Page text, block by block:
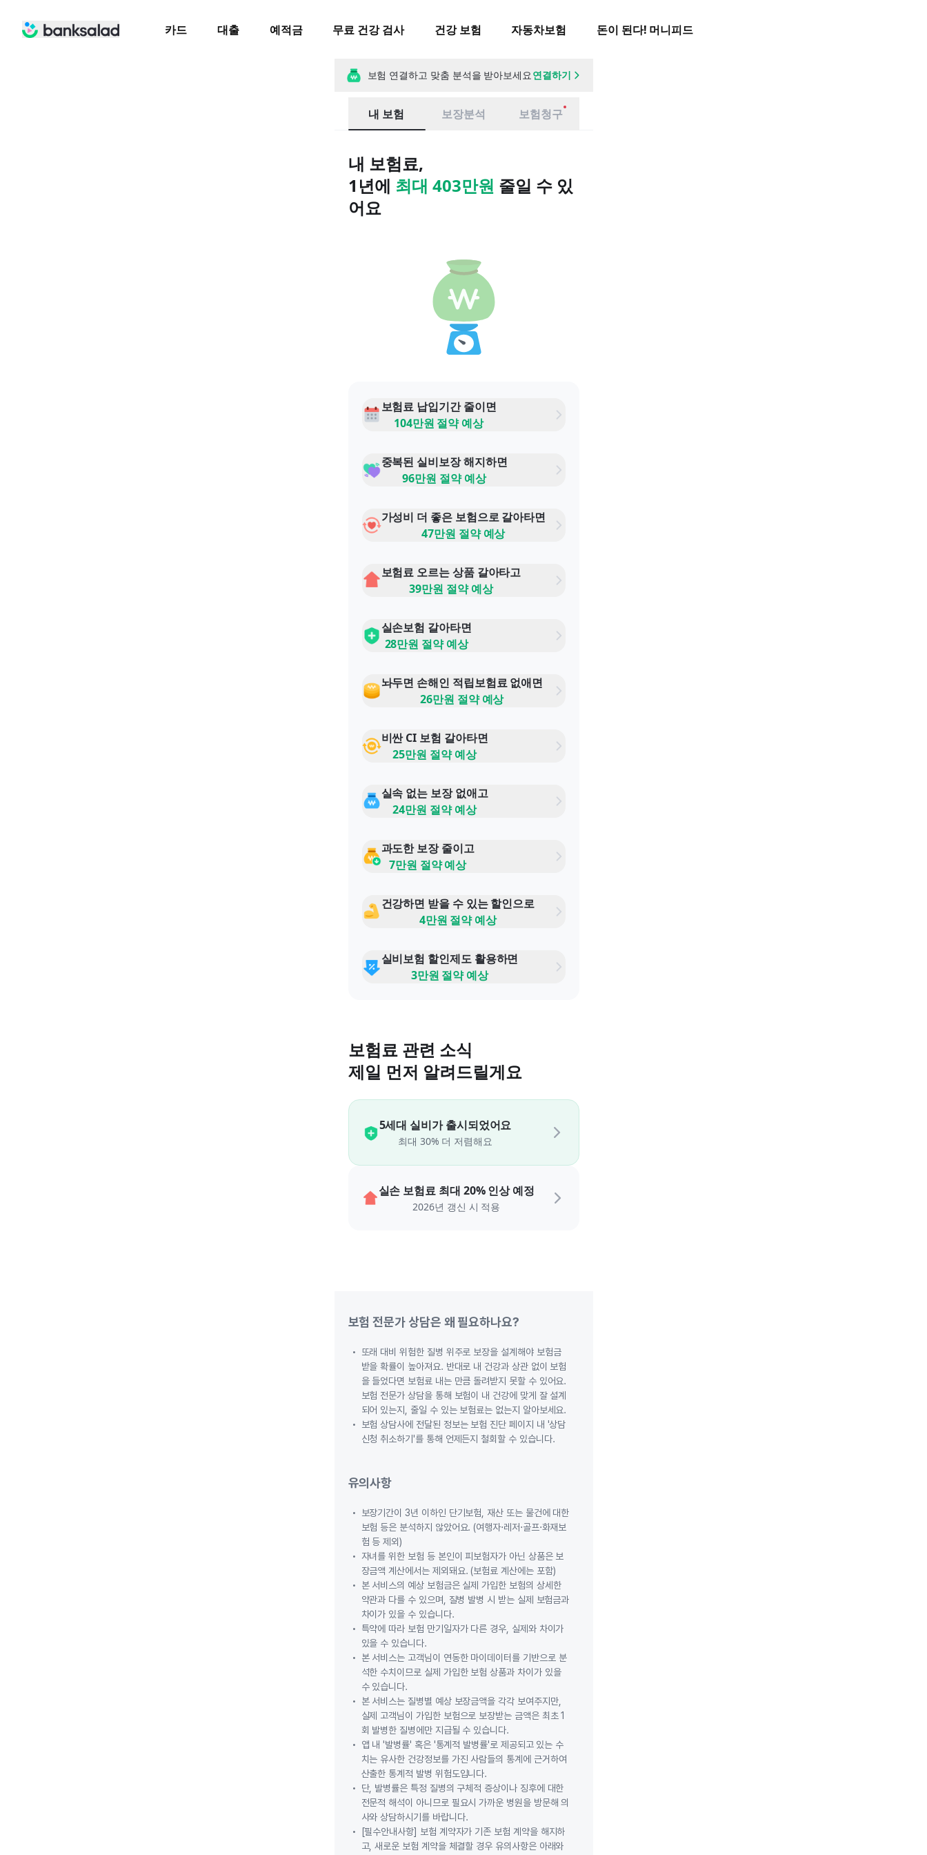
카드 대출 예적금 무료 건강 검사 건강 보험 자동차보험 돈이 된다! 머니피드
보험 연결하고 맞춤 분석을 받아보세요연결하기
내 보험 보장분석 보험청구
내 보험료,
1년에 최대 403만원 줄일 수 있
어요
보험료 납입기간 줄이면
104만원 절약 예상
중복된 실비보장 해지하면
96만원 절약 예상
가성비 더 좋은 보험으로 갈아타면
47만원 절약 예상
보험료 오르는 상품 갈아타고
39만원 절약 예상
실손보험 갈아타면
28만원 절약 예상
놔두면 손해인 적립보험료 없애면
26만원 절약 예상
비싼 CI 보험 갈아타면
25만원 절약 예상
실속 없는 보장 없애고
24만원 절약 예상
과도한 보장 줄이고
7만원 절약 예상
건강하면 받을 수 있는 할인으로
4만원 절약 예상
실비보험 할인제도 활용하면
3만원 절약 예상
보험료 관련 소식
제일 먼저 알려드릴게요
5세대 실비가 출시되었어요
최대 30% 더 저렴해요
실손 보험료 최대 20% 인상 예정
2026년 갱신 시 적용
보험 전문가 상담은 왜 필요하나요?
또래 대비 위험한 질병 위주로 보장을 설계해야 보험금
받을 확률이 높아져요. 반대로 내 건강과 상관 없이 보험
을 들었다면 보험료 내는 만큼 돌려받지 못할 수 있어요.
보험 전문가 상담을 통해 보험이 내 건강에 맞게 잘 설계
되어 있는지, 줄일 수 있는 보험료는 없는지 알아보세요.
보험 상담사에 전달된 정보는 보험 진단 페이지 내 '상담
신청 취소하기'를 통해 언제든지 철회할 수 있습니다.
유의사항
보장기간이 3년 이하인 단기보험, 재산 또는 물건에 대한
보험 등은 분석하지 않았어요. (여행자⋅레저⋅골프⋅화재보
험 등 제외)
자녀를 위한 보험 등 본인이 피보험자가 아닌 상품은 보
장금액 계산에서는 제외돼요. (보험료 계산에는 포함)
본 서비스의 예상 보험금은 실제 가입한 보험의 상세한
약관과 다를 수 있으며, 질병 발병 시 받는 실제 보험금과
차이가 있을 수 있습니다.
특약에 따라 보험 만기일자가 다른 경우, 실제와 차이가
있을 수 있습니다.
본 서비스는 고객님이 연동한 마이데이터를 기반으로 분
석한 수치이므로 실제 가입한 보험 상품과 차이가 있을
수 있습니다.
본 서비스는 질병별 예상 보장금액을 각각 보여주지만,
실제 고객님이 가입한 보험으로 보장받는 금액은 최초 1
회 발병한 질병에만 지급될 수 있습니다.
앱 내 '발병률' 혹은 '통계적 발병률'로 제공되고 있는 수
치는 유사한 건강정보를 가진 사람들의 통계에 근거하여
산출한 통계적 발병 위험도입니다.
단, 발병률은 특정 질병의 구체적 증상이나 징후에 대한
전문적 해석이 아니므로 필요시 가까운 병원을 방문해 의
사와 상담하시기를 바랍니다.
[필수안내사항] 보험 계약자가 기존 보험 계약을 해지하
고, 새로운 보험 계약을 체결할 경우 유의사항은 아래와